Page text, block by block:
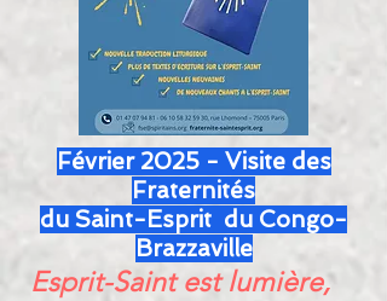
Février 2025 - Visite des
Fraternités
du Saint-Esprit du Congo-
Brazzaville
Esprit-Saint est lumière,